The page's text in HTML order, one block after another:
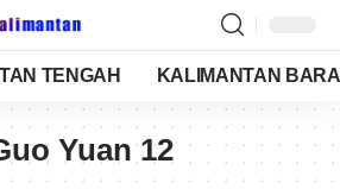
TENGAH KALIMANTAN
Yuan 12